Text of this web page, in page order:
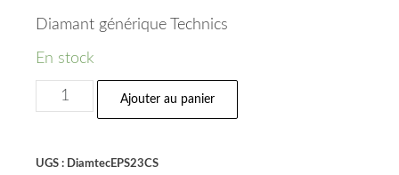
Diamant générique Technics
En stock
Ajouter au panier
UGS : DiamtecEPS23CS